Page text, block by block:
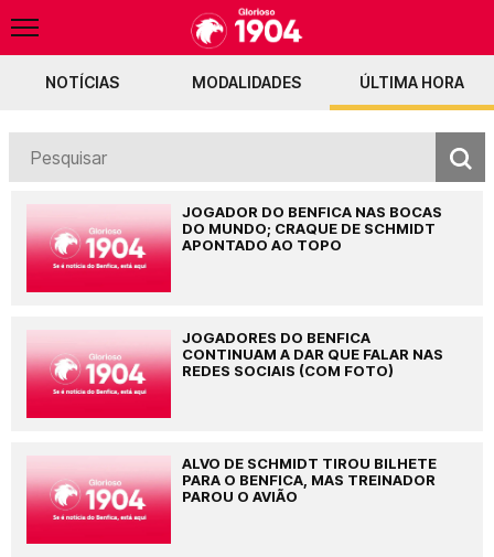
Fenerbahçe envia 50M por Pavlidis Bayern admite negociações com o
NOTÍCIAS MODALIDADES ÚLTIMA HORA
JOGADOR DO BENFICA NAS BOCAS
DO MUNDO; CRAQUE DE SCHMIDT
APONTADO AO TOPO
JOGADORES DO BENFICA
CONTINUAM A DAR QUE FALAR NAS
REDES SOCIAIS (COM FOTO)
ALVO DE SCHMIDT TIROU BILHETE
PARA O BENFICA, MAS TREINADOR
PAROU O AVIÃO